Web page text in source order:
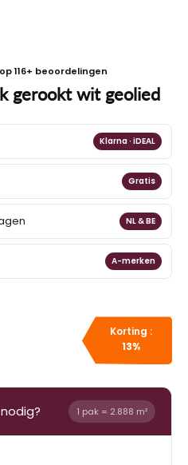
116+ beoordelingen
gerookt wit geolied
Klarna · iDEAL
Gratis
NL & BE
A-merken
Korting :
13%
1 pak = 2.888 m²